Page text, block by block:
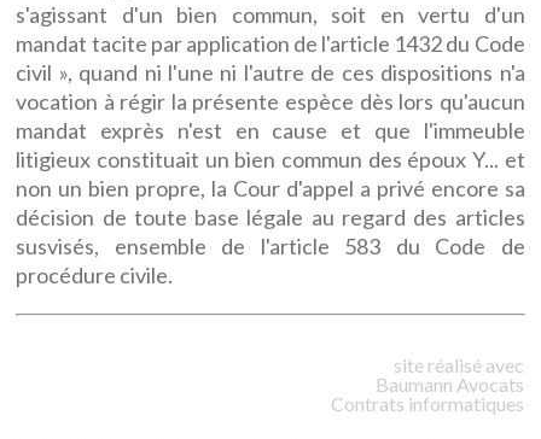
s'agissant d'un bien commun, soit en vertu d'un
mandat tacite par application de l'article 1432 du Code
civil », quand ni l'une ni l'autre de ces dispositions n'a
vocation à régir la présente espèce dès lors qu'aucun
mandat exprès n'est en cause et que l'immeuble
litigieux constituait un bien commun des époux Y... et
non un bien propre, la Cour d'appel a privé encore sa
décision de toute base légale au regard des articles
susvisés, ensemble de l'article 583 du Code de
procédure civile.
site réalisé avec
Baumann Avocats
Contrats informatiques